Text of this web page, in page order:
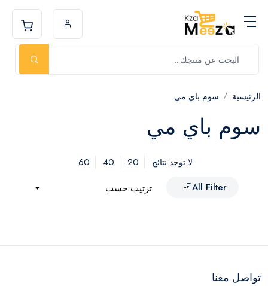
الرئيسية سوم باي مي
سوم باي مي
لا توجد نتائج 20
40
60
All Filter
ترتيب حسب
تواصل معنا